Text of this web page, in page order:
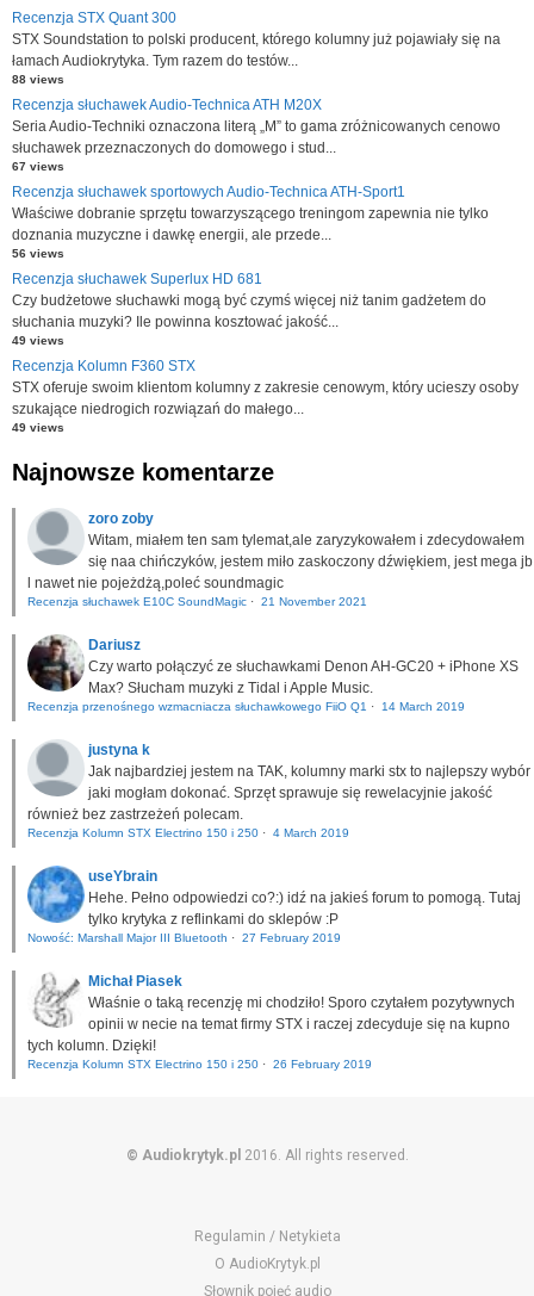
Recenzja STX Quant 300
STX Soundstation to polski producent, którego kolumny już pojawiały się na
łamach Audiokrytyka. Tym razem do testów...
88 views
Recenzja słuchawek Audio-Technica ATH M20X
Seria Audio-Techniki oznaczona literą „M” to gama zróżnicowanych cenowo
słuchawek przeznaczonych do domowego i stud...
67 views
Recenzja słuchawek sportowych Audio-Technica ATH-Sport1
Właściwe dobranie sprzętu towarzyszącego treningom zapewnia nie tylko
doznania muzyczne i dawkę energii, ale przede...
56 views
Recenzja słuchawek Superlux HD 681
Czy budżetowe słuchawki mogą być czymś więcej niż tanim gadżetem do
słuchania muzyki? Ile powinna kosztować jakość...
49 views
Recenzja Kolumn F360 STX
STX oferuje swoim klientom kolumny z zakresie cenowym, który ucieszy osoby
szukające niedrogich rozwiązań do małego...
49 views
Najnowsze komentarze
zoro zoby
Witam, miałem ten sam tylemat,ale zaryzykowałem i zdecydowałem
się naa chińczyków, jestem miło zaskoczony dźwiękiem, jest mega jb
l nawet nie pojeżdżą,poleć soundmagic
Recenzja słuchawek E10C SoundMagic · 21 November 2021
Dariusz
Czy warto połączyć ze słuchawkami Denon AH-GC20 + iPhone XS
Max? Słucham muzyki z Tidal i Apple Music.
Recenzja przenośnego wzmacniacza słuchawkowego FiiO Q1 · 14 March 2019
justyna k
Jak najbardziej jestem na TAK, kolumny marki stx to najlepszy wybór
jaki mogłam dokonać. Sprzęt sprawuje się rewelacyjnie jakość
również bez zastrzeżeń polecam.
Recenzja Kolumn STX Electrino 150 i 250 · 4 March 2019
useYbrain
Hehe. Pełno odpowiedzi co?:) idź na jakieś forum to pomogą. Tutaj
tylko krytyka z reflinkami do sklepów :P
Nowość: Marshall Major III Bluetooth · 27 February 2019
Michał Piasek
Właśnie o taką recenzję mi chodziło! Sporo czytałem pozytywnych
opinii w necie na temat firmy STX i raczej zdecyduje się na kupno
tych kolumn. Dzięki!
Recenzja Kolumn STX Electrino 150 i 250 · 26 February 2019
© Audiokrytyk.pl 2016. All rights reserved.
Regulamin / Netykieta
O AudioKrytyk.pl
Słownik pojęć audio